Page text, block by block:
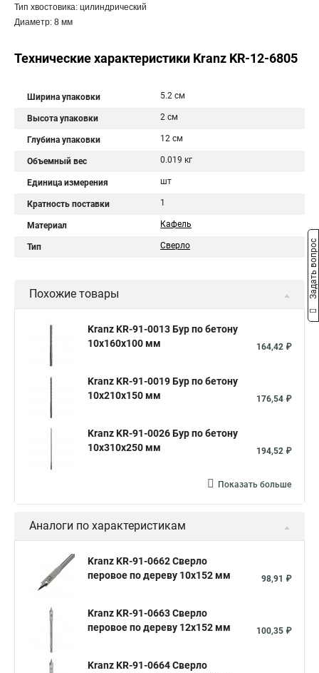
Тип хвостовика: цилиндрический
Диаметр: 8 мм
Технические характеристики Kranz KR-12-6805
Ширина упаковки 5.2 см
Высота упаковки 2 см
Глубина упаковки 12 см
Объемный вес 0.019 кг
Единица измерения шт
Кратность поставки 1
Материал Кафель
Тип Сверло
Похожие товары
Kranz KR-91-0013 Бур по бетону
10x160x100 мм
164,42 ₽
Kranz KR-91-0019 Бур по бетону
10x210x150 мм
176,54 ₽
Kranz KR-91-0026 Бур по бетону
10x310x250 мм
194,52 ₽
Показать больше
Аналоги по характеристикам
Kranz KR-91-0662 Сверло
перовое по дереву 10х152 мм
98,91 ₽
Kranz KR-91-0663 Сверло
перовое по дереву 12х152 мм
100,35 ₽
Kranz KR-91-0664 Сверло
Задать вопрос